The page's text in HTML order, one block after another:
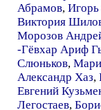
Абрамов,
Виктория
Морозов
-Гёвхар Ариф
Слюньков,
Александр Хаз,
Евгений
Легостаев,